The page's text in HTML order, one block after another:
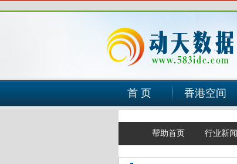
首 页 香港空间
帮助首页 行业新闻